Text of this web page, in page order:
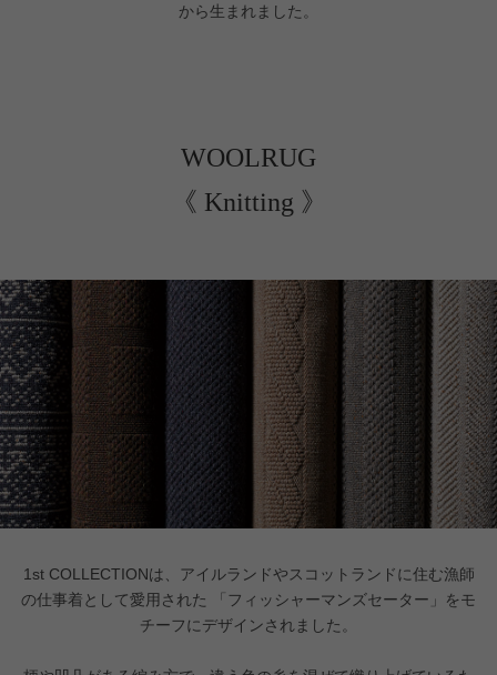
から生まれました。
WOOLRUG
《 Knitting 》
1st COLLECTIONは、アイルランドやスコットランドに住む漁師
の仕事着として愛用された
「フィッシャーマンズセーター」をモ
チーフにデザインされました。